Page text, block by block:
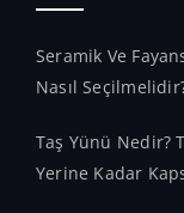
Seramik Ve
Nasıl
Taş Yünü Nedir?
Yerine Kadar